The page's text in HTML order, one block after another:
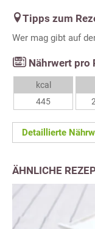
Tipps zum
Wer mag gibt auf
Nährwert pro
kcal
445
Detaillierte
ÄHNLICHE